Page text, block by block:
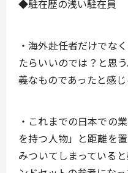
◆駐在歴の浅い駐在員
・海外赴任者だけでな
たらいいのでは？と思
義なものであったと感じ
・これまでの日本での
を持つ人物」と距離を
みついてしまっている